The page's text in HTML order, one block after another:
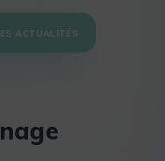
ACTUALITÉS